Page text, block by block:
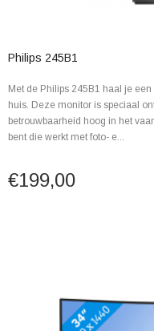
Philips 245B1
Met de Philips 245B1 haal je
huis. Deze monitor is speciaal
betrouwbaarheid hoog in het
bent die werkt met foto- e...
€199,00